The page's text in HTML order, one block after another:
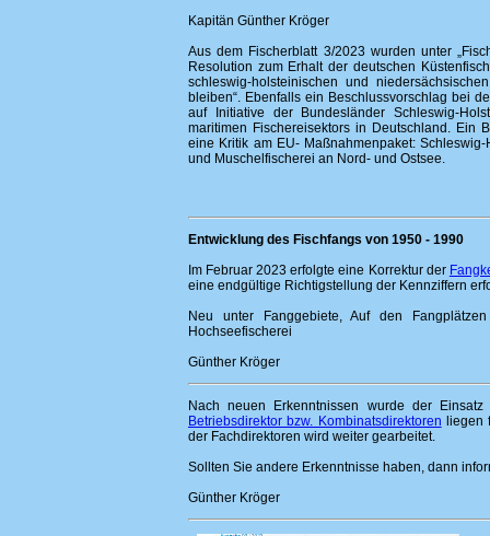
Kapitän Günther Kröger
Aus dem Fischerblatt 3/2023 wurden unter
Resolution zum Erhalt der deutschen
schleswig-holsteinischen und
bleiben“. Ebenfalls ein Beschlussvorschlag bei
auf Initiative der Bundesländer Schleswig-
maritimen Fischereisektors in Deutschland. Ein
eine Kritik am EU- Maßnahmenpaket:
und Muschelfischerei an Nord- und Ostsee.
Entwicklung des Fischfangs von 1950 - 1990
Im Februar 2023 erfolgte eine Korrektur der
eine endgültige Richtigstellung der Kennziffern
Neu unter Fanggebiete, Auf den
Hochseefischerei
Günther Kröger
Nach neuen Erkenntnissen wurde der
Betriebsdirektor bzw. Kombinatsdirektoren liegen
der Fachdirektoren wird weiter gearbeitet.
Sollten Sie andere Erkenntnisse haben, dann
Günther Kröger